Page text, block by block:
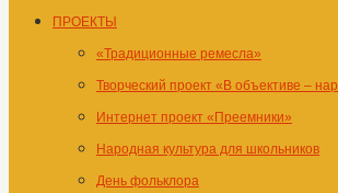
ПРОЕКТЫ
«Традиционные ремесла»
Творческий проект «В объективе –
Интернет проект «Преемники»
Народная культура для школьников
День фольклора